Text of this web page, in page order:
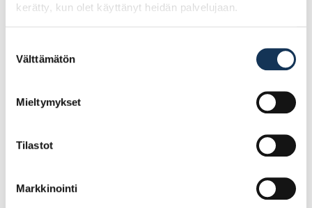
kerätty, kun olet käyttänyt heidän palvelujaan.
valinta
Välttämätön
Mieltymykset
Tilastot
Markkinointi
Unior 1/2″ Hylsy 19mm